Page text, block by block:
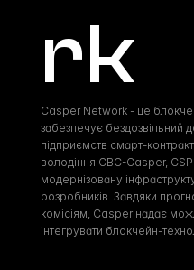
rk
Casper Network - це
забезпечує бездозвільний
підприємств смарт-
володіння CBC-Casper,
модернізовану
розробників. Завдяки
комісіям, Casper надає
інтегрувати блокчейн-